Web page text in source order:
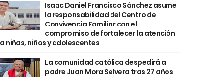
Isaac Daniel Francisco Sánchez asume
la responsabilidad del Centro de
Convivencia Familiar con el
compromiso de fortalecer la atención
a niñas, niños y adolescentes
La comunidad católica despedirá al
padre Juan Mora Selvera tras 27 años